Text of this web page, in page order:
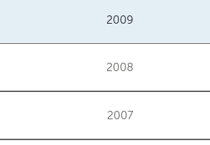
2009
2008
2007